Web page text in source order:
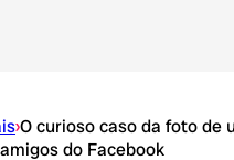
›O curioso caso da foto de
do Facebook